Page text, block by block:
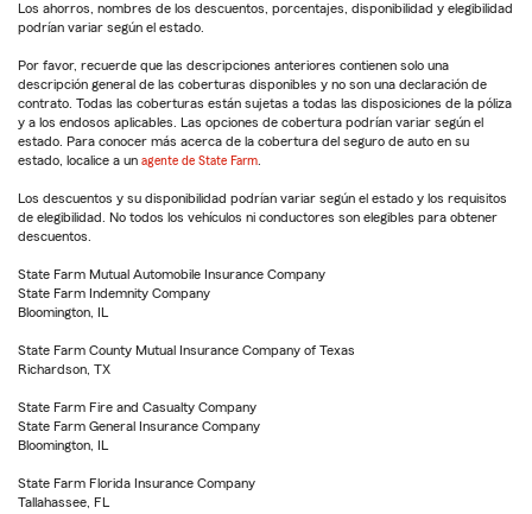
Los ahorros, nombres de los descuentos, porcentajes, disponibilidad y elegibilidad
podrían variar según el estado.
Por favor, recuerde que las descripciones anteriores contienen solo una
descripción general de las coberturas disponibles y no son una declaración de
contrato. Todas las coberturas están sujetas a todas las disposiciones de la póliza
y a los endosos aplicables. Las opciones de cobertura podrían variar según el
estado. Para conocer más acerca de la cobertura del seguro de auto en su
estado, localice a un agente de State Farm
Los descuentos y su disponibilidad podrían variar según el estado y los requisitos
de elegibilidad. No todos los vehículos ni conductores son elegibles para obtener
descuentos.
State Farm Mutual Automobile Insurance Company
State Farm Indemnity Company
Bloomington, IL
State Farm County Mutual Insurance Company of Texas
Richardson, TX
State Farm Fire and Casualty Company
State Farm General Insurance Company
Bloomington, IL
State Farm Florida Insurance Company
Tallahassee, FL